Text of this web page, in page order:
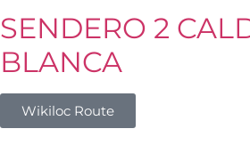
SENDERO 2
BLANCA
Wikiloc Route